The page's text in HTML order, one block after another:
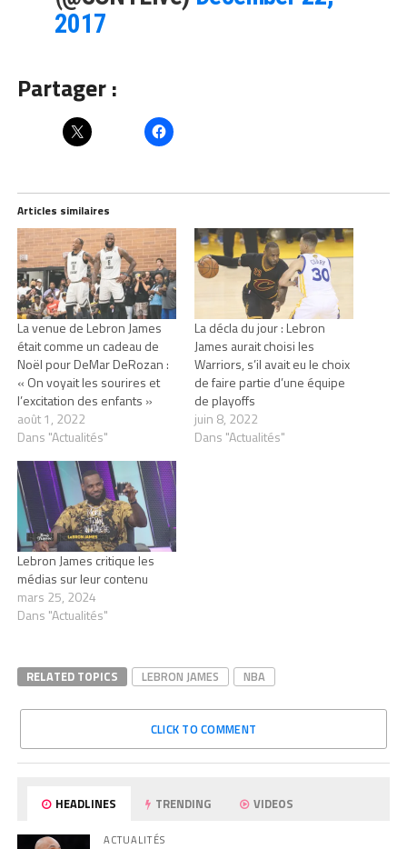
2017
Partager :
Articles similaires
La venue de Lebron James
était comme un cadeau de
Noël pour DeMar DeRozan :
« On voyait les sourires et
l’excitation des enfants »
août 1, 2022
Dans "Actualités"
La décla du jour : Lebron
James aurait choisi les
Warriors, s’il avait eu le choix
de faire partie d’une équipe
de playoffs
juin 8, 2022
Dans "Actualités"
Lebron James critique les
médias sur leur contenu
mars 25, 2024
Dans "Actualités"
RELATED TOPICS LEBRON JAMES NBA
CLICK TO COMMENT
HEADLINES TRENDING VIDEOS
ACTUALITÉS